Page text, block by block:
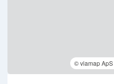
© viamap ApS